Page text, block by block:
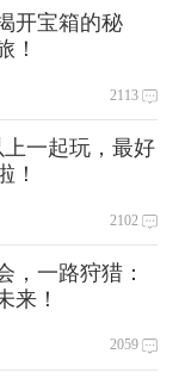
开宝箱的秘
！
2113
一起玩，最好
！
2102
，一路狩猎：
来！
2059